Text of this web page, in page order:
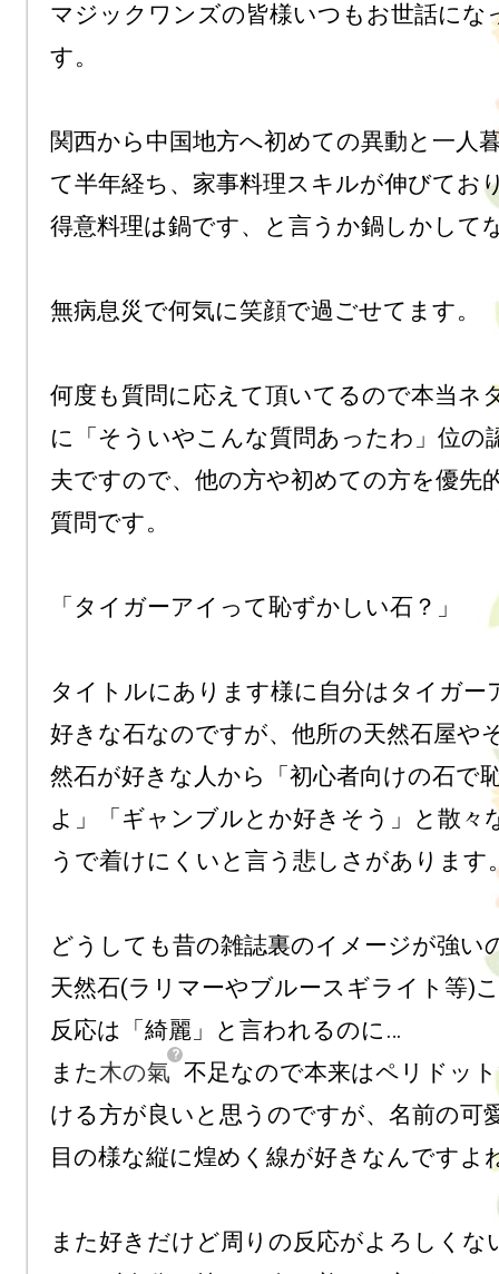
マジックワンズの皆様いつもお世話にな
す。
関西から中国地方へ初めての異動と一人
て半年経ち、家事料理スキルが伸びてお
得意料理は鍋です、と言うか鍋しかして
無病息災で何気に笑顔で過ごせてます。
何度も質問に応えて頂いてるので本当ネ
に「そういやこんな質問あったわ」位の
夫ですので、他の方や初めての方を優先
質問です。
「タイガーアイって恥ずかしい石？」
タイトルにあります様に自分はタイガー
好きな石なのですが、他所の天然石屋や
然石が好きな人から「初心者向けの石で
よ」「ギャンブルとか好きそう」と散々
うで着けにくいと言う悲しさがあります
どうしても昔の雑誌裏のイメージが強い
天然石(ラリマーやブルースギライト等)
反応は「綺麗」と言われるのに…
また木の氣 不足なので本来はペリドッ
ける方が良いと思うのですが、名前の可
目の様な縦に煌めく線が好きなんですよ
また好きだけど周りの反応がよろしくな